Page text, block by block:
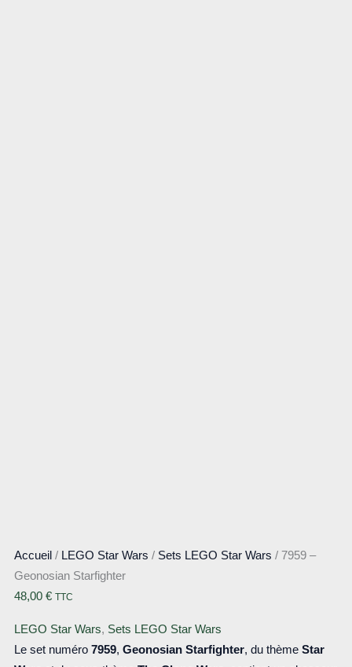
Accueil / LEGO Star Wars / Sets LEGO Star Wars / 7959 –
Geonosian Starfighter
48,00 € TTC
LEGO Star Wars, Sets LEGO Star Wars
Le set numéro 7959, Geonosian Starfighter, du thème Star